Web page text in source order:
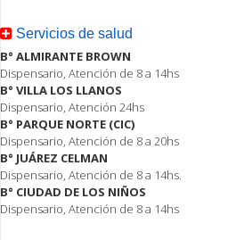
Servicios de salud
B° ALMIRANTE BROWN
Dispensario, Atención de 8 a 14hs
B° VILLA LOS LLANOS
Dispensario, Atención 24hs
B° PARQUE NORTE (CIC)
Dispensario, Atención de 8 a 20hs
B° JUÁREZ CELMAN
Dispensario, Atención de 8 a 14hs.
B° CIUDAD DE LOS NIÑOS
Dispensario, Atención de 8 a 14hs